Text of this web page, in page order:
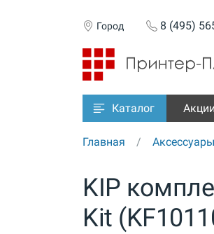
Город 8 (495)
Каталог Акции
Главная
KIP
Kit